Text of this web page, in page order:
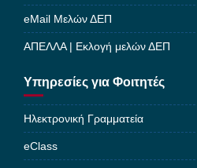
eMail Μελών ΔΕΠ
ΑΠΕΛΛΑ | Εκλογή μελών ΔΕΠ
Υπηρεσίες για Φοιτητές
Ηλεκτρονική Γραμματεία
eClass